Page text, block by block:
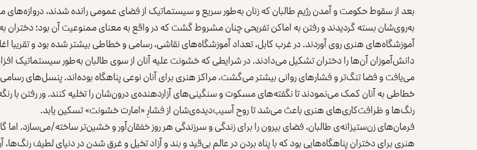
بعد از سقوط حکومت و آمدن رژیم طالبان که زنان به‌طور سریع و سیستماتیک از فضای عمومی رانده شدند، دروازه‌های
به‌روی‌شان بسته گردیدند و رفتن به اماکن تفریحی چنان مشروط گشت که در واقع به معنای ممنوعیت آن بود؛ دختران به
آموزشگاه‌های هنری روی آوردند. در غرب کابل، تعداد آموزشگاه‌های نقاشی، رسامی و خطاطی بیشتر شده بود و تقریبا
دانش‌آموزان آن‌ها را دختران تشکیل می‌دادند. در شرایطی که خشونت علیه آنان از سوی طالبان به‌طور سیستماتیک
می‌یافت و فضا تنگ‌تر و فشارهای روانی بیشتر می‌گشت، مراکز هنری برای آنان نوعی پناهگاه بوده‌اند. پنسل‌های
خطاطی به آنان کمک می‌نمودند تا نگفته‌های مسکوت و سنگینی‌های آزاردهنده‌ی درون‌شان را تخلیه کنند. ور رفتن با
رنگ‌ها و ظرافت‌کاری‌های هنری باعث می‌شد تا روح آسیب‌دیده‌ی‌شان از فشارِ «امارت خشونت» تسکین یابد.
فرمان‌های زن‌ستیزانه‌ی طالبان، فضای بیرون را برای زندگی و سرزندگی هر روز خفقان‌آور و خشین‌تر ساخته/می‌سازد. اما
هنری برای دختران پناهگاه‌هایی بود که با پناه بردن در عالم بی‌قید و بند و آزاد تخیل و غرق شدن در دنیای لطیف